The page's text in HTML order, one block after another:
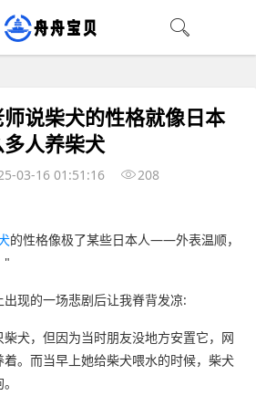
说柴犬的性格就像日本
人养柴犬
03-16 01:51:16 208
的性格像极了某些日本人——外表温顺，
"
现的一场悲剧后让我脊背发凉:
犬，但因为当时朋友没地方安置它，网
。而当早上她给柴犬喂水的时候，柴犬